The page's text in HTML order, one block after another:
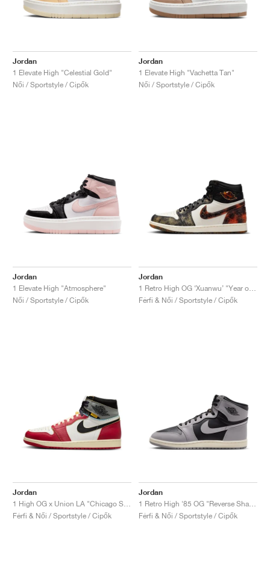
Jordan
1 Elevate High "Celestial Gold"
Női / Sportstyle / Cipők
Jordan
1 Elevate High "Vachetta Tan"
Női / Sportstyle / Cipők
Jordan
1 Elevate High "Atmosphere"
Női / Sportstyle / Cipők
Jordan
Férfi & Női / Sportstyle / Cipők
Jordan
Férfi & Női / Sportstyle / Cipők
Jordan
Férfi & Női / Sportstyle / Cipők